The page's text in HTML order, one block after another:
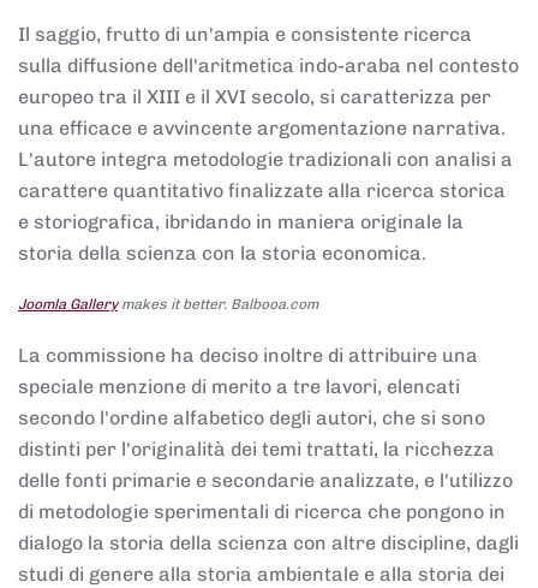
Il saggio, frutto di un'ampia e consistente ricerca
sulla diffusione dell'aritmetica indo-araba nel contesto
europeo tra il XIII e il XVI secolo, si caratterizza per
una efficace e avvincente argomentazione narrativa.
L'autore integra metodologie tradizionali con analisi a
carattere quantitativo finalizzate alla ricerca storica
e storiografica, ibridando in maniera originale la
storia della scienza con la storia economica.
Joomla Gallerymakes it better. Balbooa.com
La commissione ha deciso inoltre di attribuire una
speciale menzione di merito a tre lavori, elencati
secondo l'ordine alfabetico degli autori, che si sono
distinti per l'originalità dei temi trattati, la ricchezza
delle fonti primarie e secondarie analizzate, e l'utilizzo
di metodologie sperimentali di ricerca che pongono in
dialogo la storia della scienza con altre discipline, dagli
studi di genere alla storia ambientale e alla storia dei